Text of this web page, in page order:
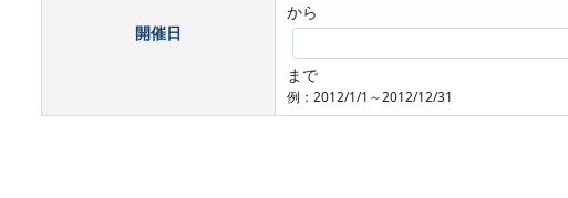
開催日
から
まで
例：2012/1/1～2012/12/31